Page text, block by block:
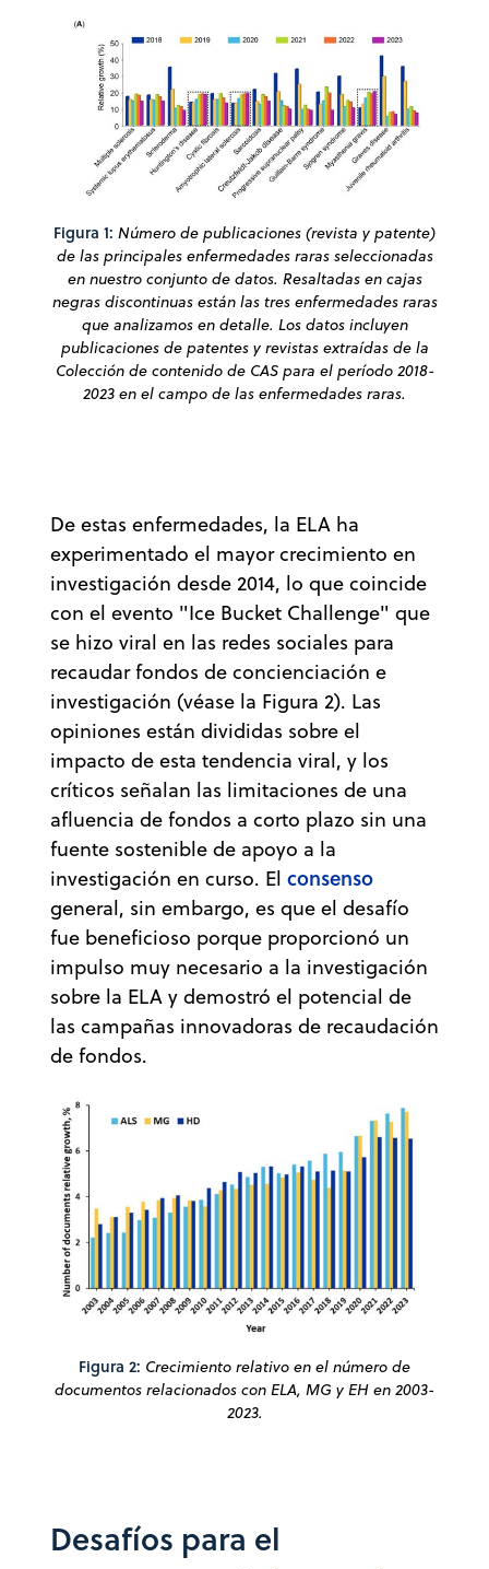
Figura 1: Número de publicaciones (revista y patente)
de las principales enfermedades raras seleccionadas
en nuestro conjunto de datos. Resaltadas en cajas
negras discontinuas están las tres enfermedades raras
que analizamos en detalle. Los datos incluyen
publicaciones de patentes y revistas extraídas de la
Colección de contenido de CAS para el período 2018-
2023 en el campo de las enfermedades raras.
De estas enfermedades, la ELA ha
experimentado el mayor crecimiento en
investigación desde 2014, lo que coincide
con el evento "Ice Bucket Challenge" que
se hizo viral en las redes sociales para
recaudar fondos de concienciación e
investigación (véase la Figura 2). Las
opiniones están divididas sobre el
impacto de esta tendencia viral, y los
críticos señalan las limitaciones de una
afluencia de fondos a corto plazo sin una
fuente sostenible de apoyo a la
investigación en curso. El consenso
general, sin embargo, es que el desafío
fue beneficioso porque proporcionó un
impulso muy necesario a la investigación
sobre la ELA y demostró el potencial de
las campañas innovadoras de recaudación
de fondos.
Figura 2: Crecimiento relativo en el número de
documentos relacionados con ELA, MG y EH en 2003-
2023.
Desafíos para el